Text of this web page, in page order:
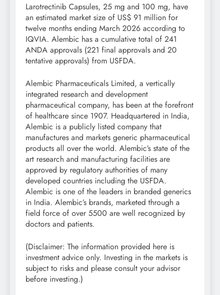
Larotrectinib Capsules, 25 mg and 100 mg, have
an estimated market size of US$ 91 million for
twelve months ending March 2026 according to
IQVIA. Alembic has a cumulative total of 241
ANDA approvals (221 final approvals and 20
tentative approvals) from USFDA.
Alembic Pharmaceuticals Limited, a vertically
integrated research and development
pharmaceutical company, has been at the forefront
of healthcare since 1907. Headquartered in India,
Alembic is a publicly listed company that
manufactures and markets generic pharmaceutical
products all over the world. Alembic’s state of the
art research and manufacturing facilities are
approved by regulatory authorities of many
developed countries including the USFDA.
Alembic is one of the leaders in branded generics
in India. Alembic’s brands, marketed through a
field force of over 5500 are well recognized by
doctors and patients.
(Disclaimer: The information provided here is
investment advice only. Investing in the markets is
subject to risks and please consult your advisor
before investing.)